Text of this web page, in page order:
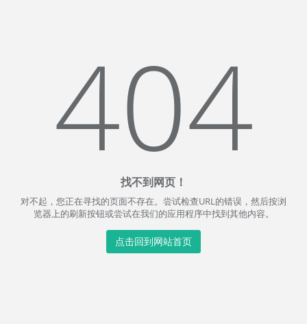
404
找不到网页！
对不起，您正在寻找的页面不存在。尝试检查URL的错误，然后按浏
览器上的刷新按钮或尝试在我们的应用程序中找到其他内容。
点击回到网站首页